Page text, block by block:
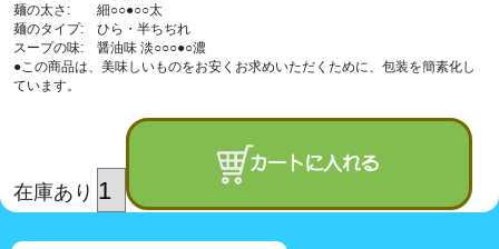
麺の太さ: 細○○●○○太
麺のタイプ: ひら・半ちぢれ
スープの味: 醤油味 淡○○○●○濃
●この商品は、美味しいものをお安くお求めいただくために、包装を簡素化し
ています。
在庫あり